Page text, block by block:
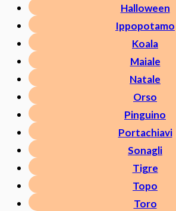
Halloween
Ippopotamo
Koala
Maiale
Natale
Orso
Pinguino
Portachiavi
Sonagli
Tigre
Topo
Toro